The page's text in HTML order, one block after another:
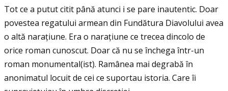
Tot ce a putut citit până atunci i se pare inautentic. Doar
povestea regatului armean din Fundătura Diavolului avea
o altă naraţiune. Era o naraţiune ce trecea dincolo de
orice roman cunoscut. Doar că nu se închega într-un
roman monumental(ist). Ramânea mai degrabă în
anonimatul locuit de cei ce suportau istoria. Care îi